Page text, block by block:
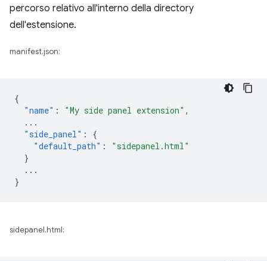
percorso relativo all'interno della directory
dell'estensione.
manifest.json:
{
"name" : "My side panel extension" ,
...
"side_panel" :
{
"default_path" :
"sidepanel.html"
}
...
}
sidepanel.html: